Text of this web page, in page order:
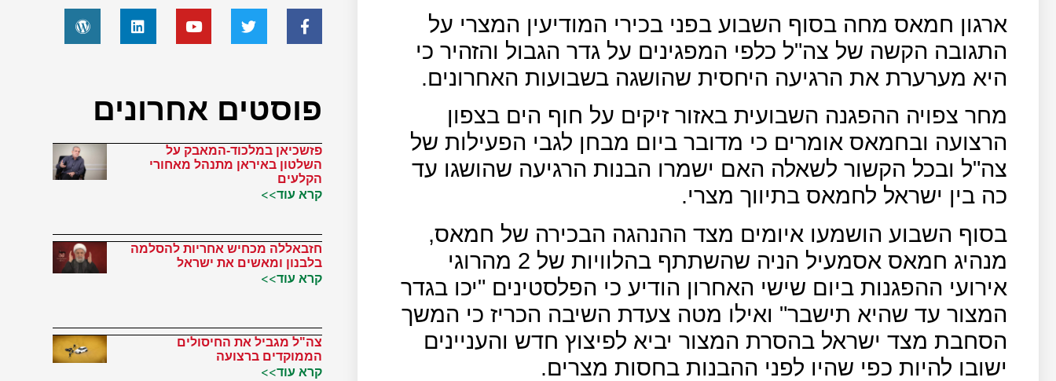
ארגון חמאס מחה בסוף השבוע בפני בכירי המודיעין המצרי על
התגובה הקשה של צה"ל כלפי המפגינים על גדר הגבול והזהיר כי
היא מערערת את הרגיעה היחסית שהושגה בשבועות האחרונים.
מחר צפויה ההפגנה השבועית באזור זיקים על חוף הים בצפון
הרצועה ובחמאס אומרים כי מדובר ביום מבחן לגבי הפעילות של
צה"ל ובכל הקשור לשאלה האם ישמרו הבנות הרגיעה שהושגו עד
כה בין ישראל לחמאס בתיווך מצרי.
בסוף השבוע הושמעו איומים מצד ההנהגה הבכירה של חמאס,
מנהיג חמאס אסמעיל הניה שהשתתף בהלוויות של 2 מהרוגי
אירועי ההפגנות ביום שישי האחרון הודיע כי הפלסטינים "יכו בגדר
המצור עד שהיא תישבר" ואילו מטה צעדת השיבה הכריז כי המשך
הסחבת מצד ישראל בהסרת המצור יביא לפיצוץ חדש והעניינים
ישובו להיות כפי שהיו לפני ההבנות בחסות מצרים.
פוסטים אחרונים
פזשכיאן במלכוד-המאבק על
השלטון באיראן מתנהל מאחורי
הקלעים
קרא עוד>>
חזבאללה מכחיש אחריות להסלמה
בלבנון ומאשים את ישראל
קרא עוד>>
צה"ל מגביל את החיסולים
הממוקדים ברצועה
קרא עוד>>